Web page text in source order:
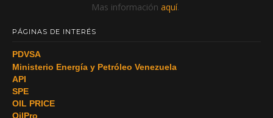
Mas información aquí.
PÁGINAS DE INTERÉS
PDVSA
Ministerio Energía y Petróleo Venezuela
API
SPE
OIL PRICE
OilPro